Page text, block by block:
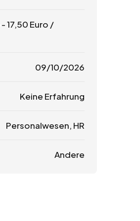
-17,50 Euro /
09/10/2026
Keine Erfahrung
Personalwesen, HR
Andere